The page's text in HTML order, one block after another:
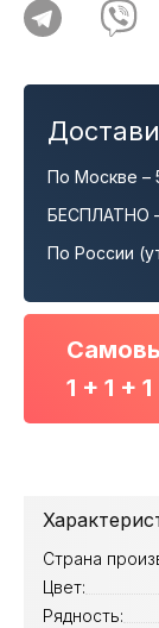
По Москве –
БЕСПЛАТНО
По России
1 + 1 +
Страна
Цвет:
Рядность: